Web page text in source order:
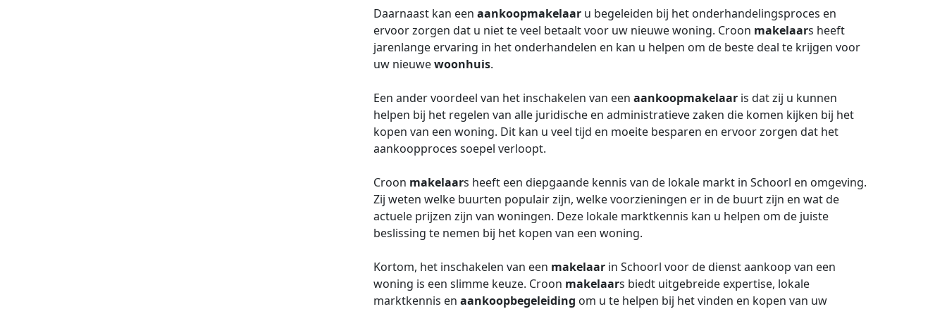
Daarnaast kan een aankoopmakelaar u begeleiden bij het onderhandelingsproces en
ervoor zorgen dat u niet te veel betaalt voor uw nieuwe woning. Croon makelaars heeft
jarenlange ervaring in het onderhandelen en kan u helpen om de beste deal te krijgen voor
uw nieuwewoonhuis.
Een ander voordeel van het inschakelen van een aankoopmakelaar is dat zij u kunnen
helpen bij het regelen van alle juridische en administratieve zaken die komen kijken bij het
kopen van een woning. Dit kan u veel tijd en moeite besparen en ervoor zorgen dat het
aankoopproces soepel verloopt.
Croon makelaars heeft een diepgaande kennis van de lokale markt in Schoorl en omgeving.
Zij weten welke buurten populair zijn, welke voorzieningen er in de buurt zijn en wat de
actuele prijzen zijn van woningen. Deze lokale marktkennis kan u helpen om de juiste
beslissing te nemen bij het kopen van een woning.
Kortom, het inschakelen van een makelaar in Schoorl voor de dienst aankoop van een
woning is een slimme keuze. Croon makelaars biedt uitgebreide expertise, lokale
marktkennis en aankoopbegeleiding om u te helpen bij het vinden en kopen van uw